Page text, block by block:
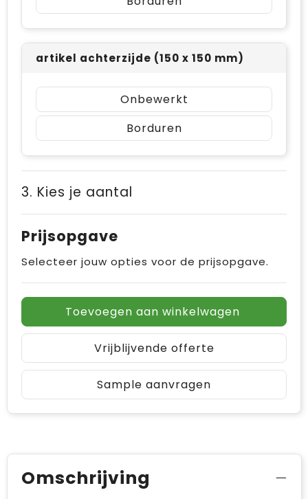
artikel achterzijde (150 x 150 mm)
Onbewerkt
Borduren
3. Kies je aantal
Prijsopgave
Selecteer jouw opties voor de prijsopgave.
Toevoegen aan winkelwagen
Vrijblijvende offerte
Sample aanvragen
Omschrijving